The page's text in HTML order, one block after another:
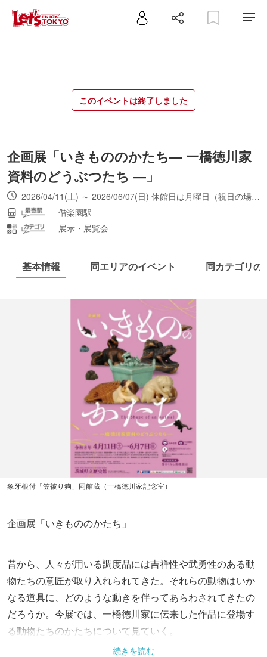
このイベントは終了しました
企画展「いきもののかたち― 一橋徳川家
資料のどうぶつたち ―」
2026/04/11(土) ～ 2026/06/07(日) 休館日は月曜日（祝日の場合はその翌日）。入館は16：30まで
偕楽園駅
展示・展覧会
基本情報 同エリアのイベント 同カテゴリの
象牙根付「笠被り狗」同館蔵（一橋徳川家記念室）
企画展「いきもののかたち」
昔から、人々が用いる調度品には吉祥性や武勇性のある動
物たちの意匠が取り入れられてきた。それらの動物はいか
なる道具に、どのような動きを伴ってあらわされてきたの
だろうか。今展では、一橋徳川家に伝来した作品に登場す
る動物たちのかたちについて見ていく。
続きを読む